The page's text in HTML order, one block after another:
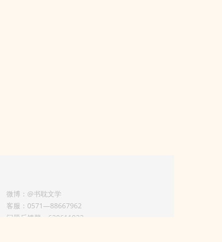
微博：@书耽文学
客服：0571—88667962
问题反馈群：630611933